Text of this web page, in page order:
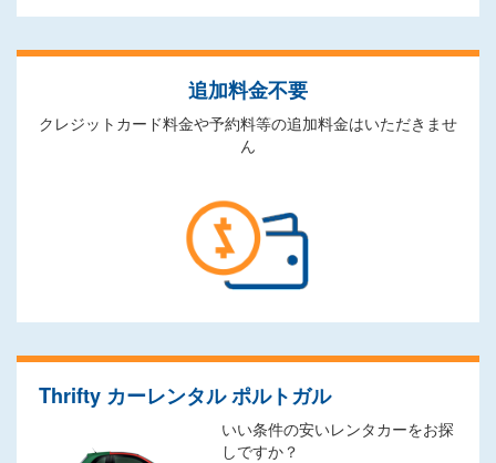
追加料金不要
クレジットカード料金や予約料等の追加料金はいただきませ
ん
Thrifty カーレンタル ポルトガル
いい条件の安いレンタカーをお探
しですか？